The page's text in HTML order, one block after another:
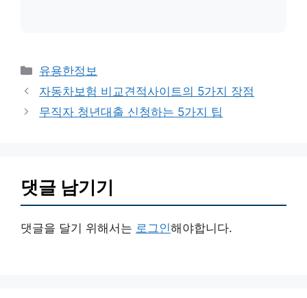
카
테
고
리
유용한정보
자동차보험 비교견적사이트의 5가지 장점
무직자 청년대출 신청하는 5가지 팁
댓글 남기기
댓글을 달기 위해서는 로그인해야합니다.